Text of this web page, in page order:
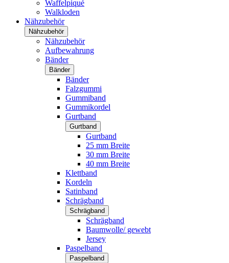
Waffelpiqué
Walkloden
Nähzubehör
Nähzubehör
Nähzubehör
Aufbewahrung
Bänder
Bänder
Bänder
Falzgummi
Gummiband
Gummikordel
Gurtband
Gurtband
Gurtband
25 mm Breite
30 mm Breite
40 mm Breite
Klettband
Kordeln
Satinband
Schrägband
Schrägband
Schrägband
Baumwolle/ gewebt
Jersey
Paspelband
Paspelband